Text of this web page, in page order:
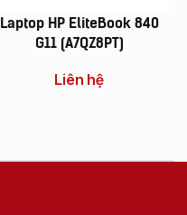
Laptop HP EliteBook 840
G11 (A7QZ8PT)
Liên hệ